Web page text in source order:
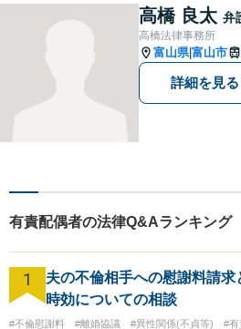
策がないか考えて
か？【複数弁護士
高橋 良太 弁
高橋法律事務所
富山県|富山市
詳細を見る
有責配偶者の法律Q&Aランキング
1
夫の不倫相手への慰謝料請
時効についての相談
#不倫慰謝料 #離婚協議 #異性関係(不貞等) #有